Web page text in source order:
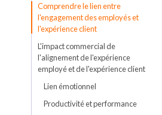
Comprendre le lien entre
l'engagement des employés et
l'expérience client
L'impact commercial de
l'alignement de l'expérience
employé et de l'expérience client
Lien émotionnel
Productivité et performance